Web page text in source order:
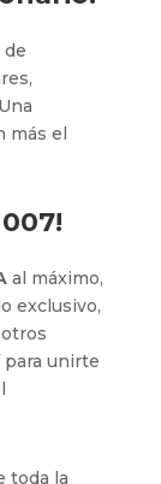
más el
!
al máximo,
exclusivo,
para unirte
toda la